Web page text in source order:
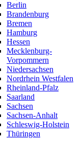
Berlin
Brandenburg
Bremen
Hamburg
Hessen
Mecklenburg-
Vorpommern
Niedersachsen
Nordrhein Westfalen
Rheinland-Pfalz
Saarland
Sachsen
Sachsen-Anhalt
Schleswig-Holstein
Thüringen